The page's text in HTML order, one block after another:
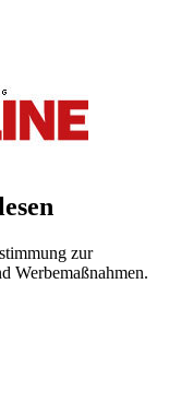
zur
Werbemaßnahmen.